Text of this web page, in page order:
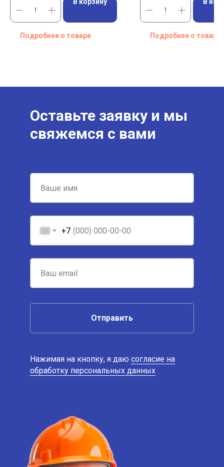
Подробнее о товаре Подробнее о товаре
Оставьте заявку и мы
свяжемся с вами
+7
Отправить
Нажимая на кнопку, я даю согласие на
обработку персональных данных